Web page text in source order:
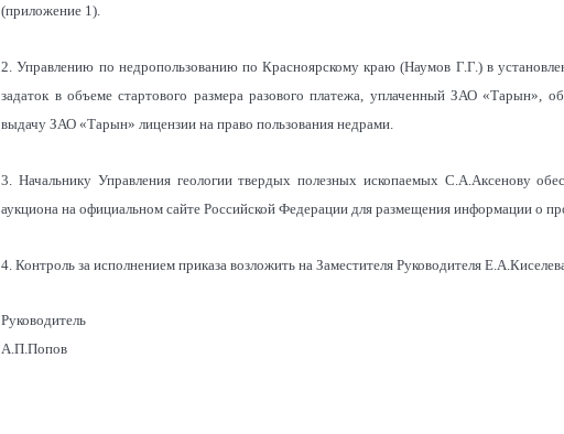
(приложение 1).
2. Управлению по недропользованию по Красноярскому краю (Наумов Г.Г.) в
задаток в объеме стартового размера разового платежа, уплаченный ЗАО «Тарын»,
выдачу ЗАО «Тарын» лицензии на право пользования недрами.
3. Начальнику Управления геологии твердых полезных ископаемых С.А.Аксенову
аукциона на официальном сайте Российской Федерации для размещения информации о
4. Контроль за исполнением приказа возложить на Заместителя Руководителя
Руководитель
А.П.Попов